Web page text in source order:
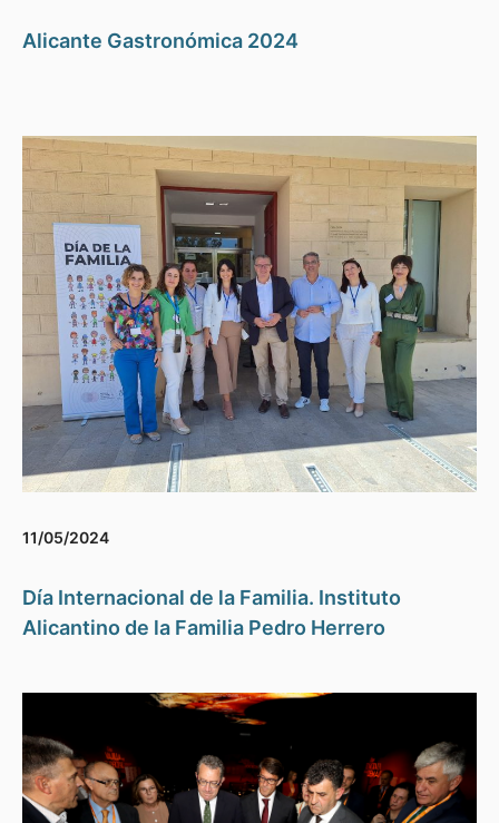
Alicante Gastronómica 2024
11/05/2024
Día Internacional de la Familia. Instituto
Alicantino de la Familia Pedro Herrero